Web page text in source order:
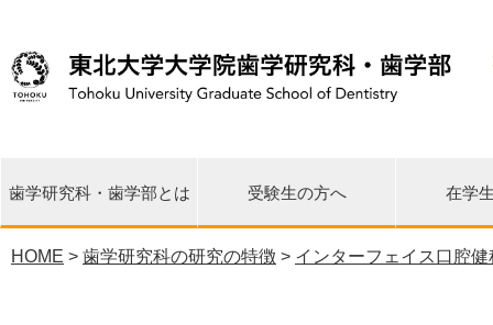
歯学研究科・歯学部とは
研究科長・学部長挨拶
教育理念・目標・沿革
研究の特徴
歯学部歯学科
大学院修士課程
大学院博士課程
各講座・研究分野一覧
歯学イノベーション
環境歯学研究センター
先端再生医学研究センター
臨床疫学統計支援室
URA室
国際交流
各種広報誌
公開情報
東日本大震災 関連情報
相談窓口
受験生の方へ 在学
HOME > 歯学研究科の研究の特徴 > インターフェイス口腔